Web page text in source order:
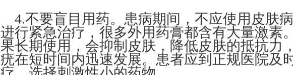
4.不要盲目用药。患病期间，不应使用皮肤
进行紧急治疗，很多外用药膏都含有大量激素
果长期使用，会抑制皮肤，降低皮肤的抵抗力
疣在短时间内迅速发展。患者应到正规医院及